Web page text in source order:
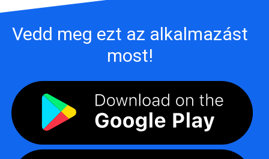
Vedd meg ezt az alkalmazást
most!